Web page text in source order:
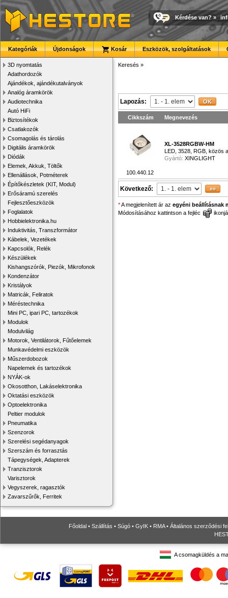
Kérdése van? »
Kategóriák Újdonságok Kosár Eszközök, szolgáltatások
3D nyomtatás
Adathordozók
Ajándékok, ajándékutalványok
Analóg áramkörök
Audiotechnika
Autó HiFi
Biztosítékok
Csatlakozók
Csomagolás és tárolás
Digitális áramkörök
Diódák
Elemek, Akkuk, Töltők
Ellenállások, Potméterek
Építőkészletek (KIT, Modul)
Erősáramú szerelés
Fejlesztőeszközök
Foglalatok
Hobbielektronika.hu
Induktivitás, Transzformátor
Kábelek, Vezetékek
Kapcsolók, Relék
Készülékek
Kishangszórók, Piezók, Mikrofonok
Kondenzátor
Kristályok
Matricák, Feliratok
Méréstechnika
Mini PC, ipari PC, tartozékok
Modulok
Modulvilág
Motorok, Ventilátorok, Fűtőelemek
Munkavédelmi eszközök
Műszerdobozok
Napelemek és tartozékok
NYÁK-ok
Okosotthon, Lakáselektronika
Oktatási eszközök
Optoelektronika
Peltier modulok
Pneumatika
Szenzorok
Szerelési segédanyagok
Szerszám és forrasztás
Tápegységek, Adapterek
Tranzisztorok
Varisztorok
Vegyszerek, ragasztók
Zavarszűrők, Ferritek
Keresés »
Lapozás:
Cikkszám Megnevezés
100.440.12
XL-3528RGBW-HM
LED, 3528, RGB, közös
Gyártó: XINGLIGHT
Következő:
*A megjelenített ár az egyéni beállításnak
Módosításához kattintson a fejléc
Főoldal • Szállítás • Súgó • GyIK • RMA• Általános szerződési
A csomagküldés a